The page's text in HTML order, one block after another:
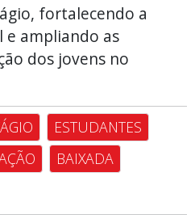
fortalecendo a
ampliando as
dos jovens no
ESTUDANTES
BAIXADA